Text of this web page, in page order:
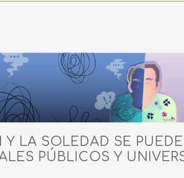
Y LA SOLEDAD SE
PÚBLICOS Y